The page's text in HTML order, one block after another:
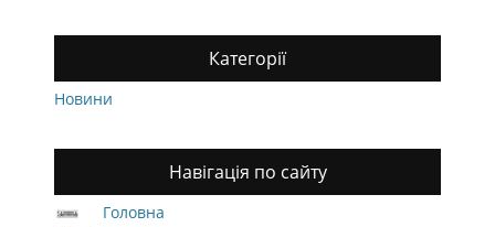
Категорії
Новини
Навігація по сайту
Головна